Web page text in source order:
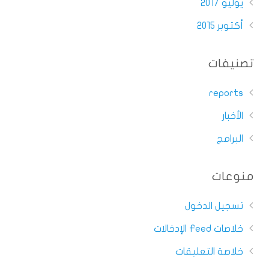
يوليو 2017
أكتوبر 2015
تصنيفات
reports
الأخبار
البرامج
منوعات
تسجيل الدخول
خلاصات Feed الإدخالات
خلاصة التعليقات